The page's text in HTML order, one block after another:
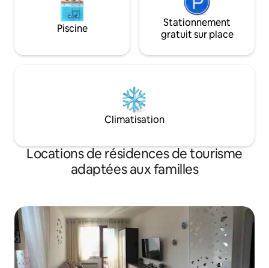
Piscine
Stationnement
gratuit sur place
Climatisation
Locations de résidences de tourisme
adaptées aux familles